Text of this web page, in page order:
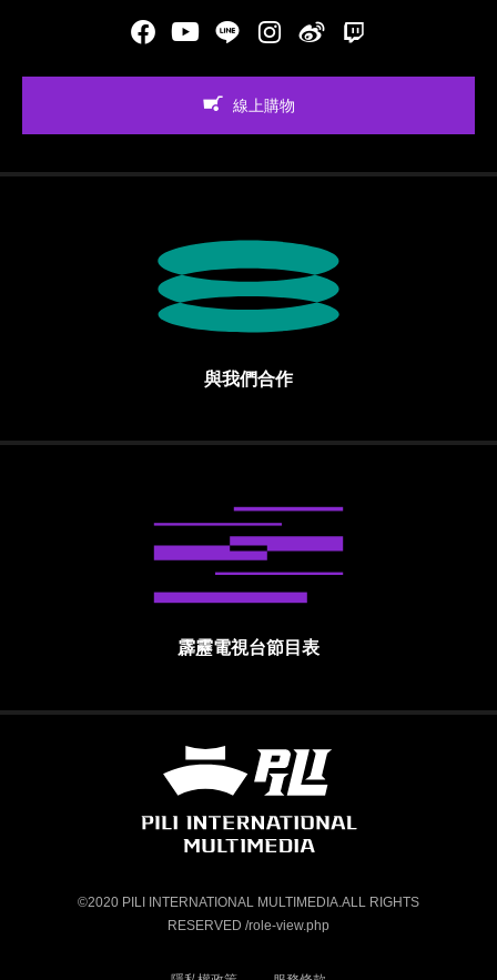
FacebookYoutubeLINE Instgram新浪微博
線上購物
與我們合作
霹靂電視台節目表
霹靂國際多媒體股份有限公司 PILI
©2020 PILI INTERNATIONAL MULTIMEDIA.ALL RIGHTS
RESERVED /role-view.php